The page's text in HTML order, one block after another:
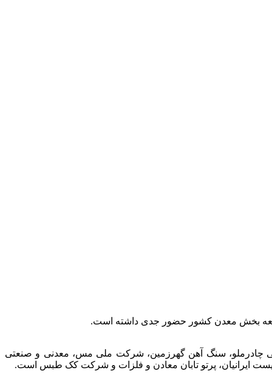
بخش معدن کشور حضور جدی داشته است.
چادرملو، سنگ آهن گهرزمین، شرکت ملی مس، معدنی و صنعتی
ایرانیان، پرتو تابان معادن و فلزات و شرکت کک طبس است.